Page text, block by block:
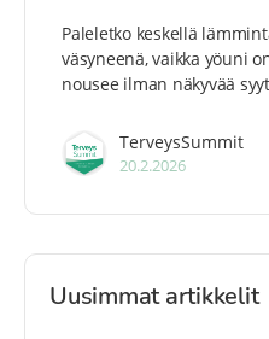
Paleletko keskellä
väsyneenä, vaikka yöuni
nousee ilman näkyvää
TerveysSummit
20.2.2026
Uusimmat artikkelit